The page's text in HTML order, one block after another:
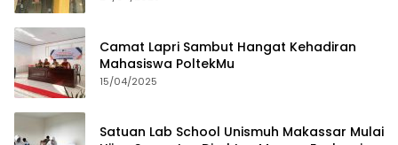
Camat Lapri Sambut Hangat Kehadiran
Mahasiswa PoltekMu
15/04/2025
Satuan Lab School Unismuh Makassar Mulai